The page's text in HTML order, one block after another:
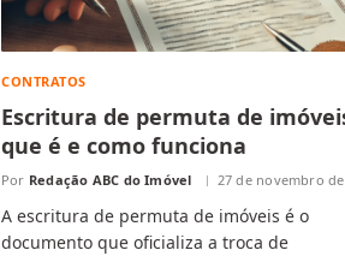
CONTRATOS
Escritura de permuta de
que é e como funciona
Por Redação ABC do Imóvel 27 de novembro de
A escritura de permuta de imóveis é o
documento que oficializa a troca de